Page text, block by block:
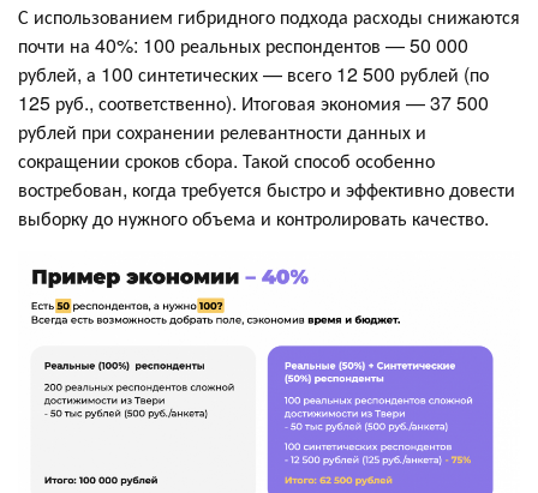
С использованием гибридного подхода расходы снижаются
почти на 40%: 100 реальных респондентов — 50 000
рублей, а 100 синтетических — всего 12 500 рублей (по
125 руб., соответственно). Итоговая экономия — 37 500
рублей при сохранении релевантности данных и
сокращении сроков сбора. Такой способ особенно
востребован, когда требуется быстро и эффективно довести
выборку до нужного объема и контролировать качество.